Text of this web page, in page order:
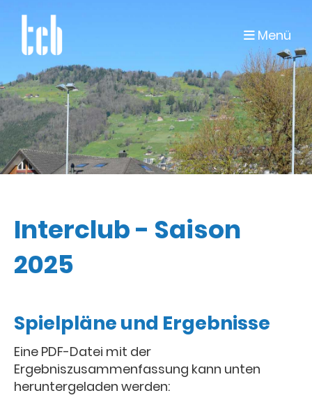
Menü
Interclub - Saison
2025
Spielpläne und Ergebnisse
Eine PDF-Datei mit der
Ergebniszusammenfassung kann unten
heruntergeladen werden: